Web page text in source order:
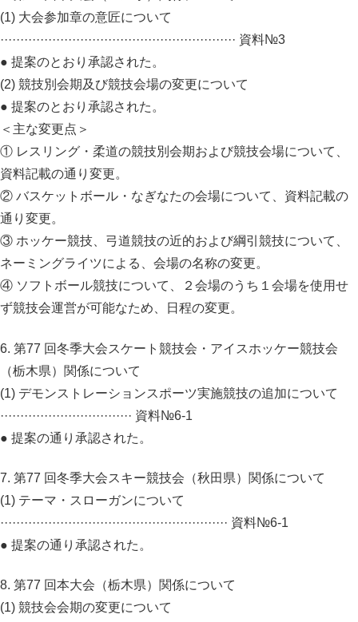
(1) 大会参加章の意匠について
··························································· 資料№3
● 提案のとおり承認された。
(2) 競技別会期及び競技会場の変更について
● 提案のとおり承認された。
＜主な変更点＞
① レスリング・柔道の競技別会期および競技会場について、
資料記載の通り変更。
② バスケットボール・なぎなたの会場について、資料記載の
通り変更。
③ ホッケー競技、弓道競技の近的および綱引競技について、
ネーミングライツによる、会場の名称の変更。
④ ソフトボール競技について、２会場のうち１会場を使用せ
ず競技会運営が可能なため、日程の変更。
6. 第77 回冬季大会スケート競技会・アイスホッケー競技会
（栃木県）関係について
(1) デモンストレーションスポーツ実施競技の追加について
································· 資料№6-1
● 提案の通り承認された。
7. 第77 回冬季大会スキー競技会（秋田県）関係について
(1) テーマ・スローガンについて
························································· 資料№6-1
● 提案の通り承認された。
8. 第77 回本大会（栃木県）関係について
(1) 競技会会期の変更について